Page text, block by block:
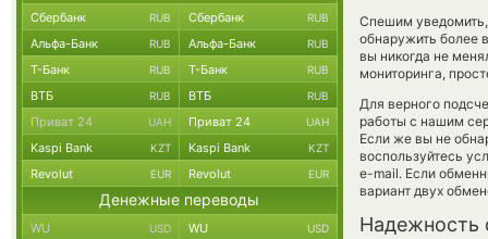
Спешим
обнаружить более
вы никогда не
мониторинга,
Для верного
работы с нашим
Если же вы не
воспользуйтесь
e-mail. Если
вариант двух
Надежность
Сбербанк RUB Сбербанк RUB
Альфа-Банк RUB Альфа-Банк RUB
Т-Банк RUB Т-Банк RUB
ВТБ RUB ВТБ RUB
Приват 24 UAH Приват 24 UAH
Kaspi Bank KZT Kaspi Bank KZT
Revolut EUR Revolut EUR
Денежные переводы
WU USD WU USD